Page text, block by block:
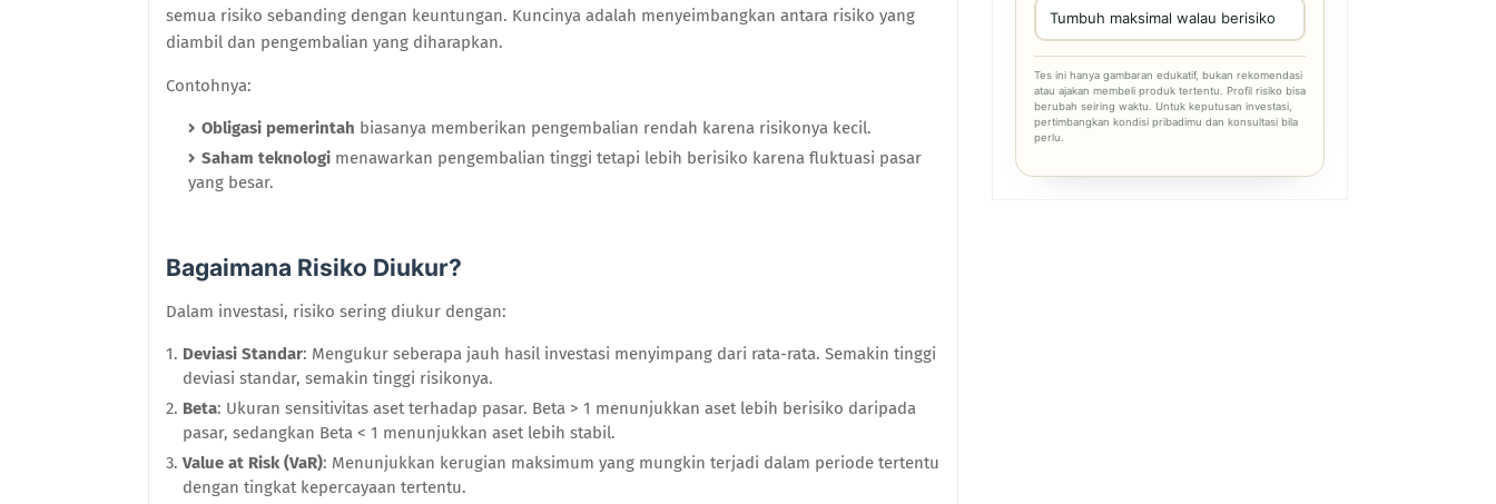
semua risiko sebanding dengan keuntungan. Kuncinya adalah menyeimbangkan antara risiko yang
diambil dan pengembalian yang diharapkan.
Contohnya:
Obligasi pemerintah biasanya memberikan pengembalian rendah karena risikonya kecil.
Saham teknologi menawarkan pengembalian tinggi tetapi lebih berisiko karena fluktuasi pasar
yang besar.
Bagaimana Risiko Diukur?
Dalam investasi, risiko sering diukur dengan:
Deviasi Standar: Mengukur seberapa jauh hasil investasi menyimpang dari rata-rata. Semakin tinggi
deviasi standar, semakin tinggi risikonya.
Beta: Ukuran sensitivitas aset terhadap pasar. Beta > 1 menunjukkan aset lebih berisiko daripada
pasar, sedangkan Beta < 1 menunjukkan aset lebih stabil.
Value at Risk (VaR): Menunjukkan kerugian maksimum yang mungkin terjadi dalam periode tertentu
dengan tingkat kepercayaan tertentu.
Tumbuh maksimal walau berisiko
Tes ini hanya gambaran edukatif, bukan rekomendasi
atau ajakan membeli produk tertentu. Profil risiko bisa
berubah seiring waktu. Untuk keputusan investasi,
pertimbangkan kondisi pribadimu dan konsultasi bila
perlu.